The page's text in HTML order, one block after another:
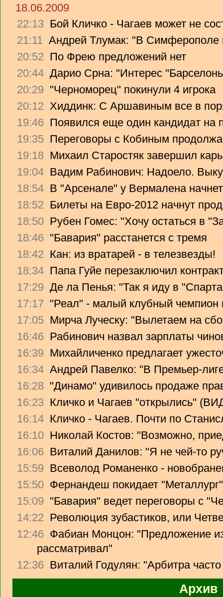
18.06.2009
22:13 Бой Кличко - Чагаев может не
21:11 Андрей Тлумак: "В Симферополе
20:52 По Фрею предложений нет
20:44 Дарио Срна: "Интерес
20:29 "Черноморец" покинули 4 игрока
20:12 Хиддинк: С Аршавиным все в
19:46 Появился еще один кандидат на
19:35 Переговоры с Кобиным
19:18 Михаил Старостяк завершил
19:04 Вадим Рабинович: Надоело.
18:54 В "Арсенале" у Вермалена
18:52 Билеты на Евро-2012 начнут
18:50 Рубен Гомес: "Хочу остаться в
18:46 "Бавария" расстанется с тремя
18:42 Кан: из вратарей - в телезвезды!
18:34 Папа Гуйе перезаключил
17:29 Де ла Пенья: "Так я иду в
17:17 "Реал" - малый клубный чемпион
17:05 Мирча Луческу: "Вылетаем на
16:46 Рабинович назвал зарплаты
16:39 Михайличенко предлагает
16:34 Андрей Павелко: "В Премьер-
16:28 "Динамо" удивилось продаже
16:23 Кличко и Чагаев "открылись"
16:14 Кличко - Чагаев. Почти по
16:10 Николай Костов: "Возможно,
16:06 Виталий Данилов: "Я не чей-то
15:59 Всеволод Романенко -
15:50 Фернандеш покидает "Металлург"
15:09 "Бавария" ведет переговоры с
14:22 Революция зубастиков, или
12:46 Фабиан Монцон: "Предложение
рассматривал"
12:36 Виталий Годулян: "Арбитра
Архив